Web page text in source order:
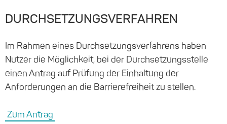
DURCH­SETZUNGS­VER­FAHREN
Im Rahmen eines Durchsetzungsverfahrens haben
Nutzer die Möglichkeit, bei der Durchsetzungsstelle
einen Antrag auf Prüfung der Einhaltung der
Anforderungen an die Barrierefreiheit zu stellen.
Zum Antrag